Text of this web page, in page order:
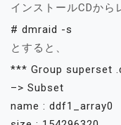
インストールCDから
# dmraid -s
とすると、
*** Group superset
–> Subset
name : ddf1_array0